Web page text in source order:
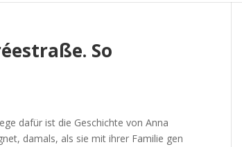
So
dafür ist die Geschichte von Anna
damals, als sie mit ihrer Familie gen